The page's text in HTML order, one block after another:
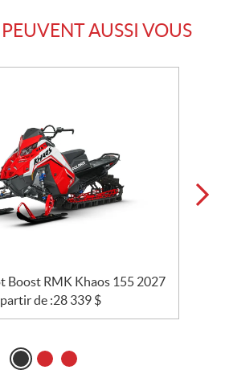
AUSSI VOUS
Boost RMK Khaos 155 2027
de :28 339 $